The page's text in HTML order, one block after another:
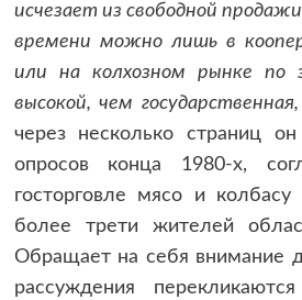
исчезает из свободной
времени можно лишь в
или на колхозном рынке по
высокой, чем
через несколько страниц
опросов конца 1980-х,
госторговле мясо и
более трети жителей
Обращает на себя внимание
рассуждения